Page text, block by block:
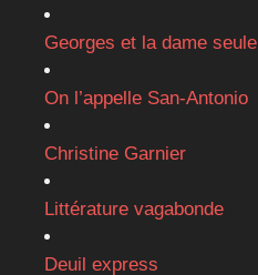
Georges et la dame seule
On l’appelle San-Antonio
Christine Garnier
Littérature vagabonde
Deuil express